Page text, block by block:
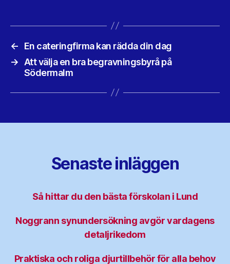
←
En cateringfirma kan rädda din dag
→
Att välja en bra begravningsbyrå på
Södermalm
Senaste inläggen
Så hittar du den bästa förskolan i Lund
Noggrann synundersökning avgör vardagens
detaljrikedom
Praktiska och roliga djurtillbehör för alla behov